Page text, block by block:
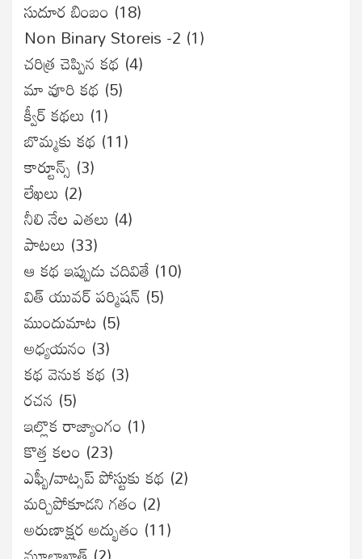
సుదూర బింబం (18)
Non Binary Storeis -2 (1)
చరిత్ర చెప్పిన కథ (4)
మా వూరి కథ (5)
క్వీర్ కథలు (1)
బొమ్మకు కథ (11)
కార్టూన్స్ (3)
లేఖలు (2)
నీలి నేల ఎతలు (4)
పాటలు (33)
ఆ కథ ఇప్పుడు చదివితే (10)
విత్ యువర్ పర్మిషన్ (5)
ముందుమాట (5)
అధ్యయనం (3)
కథ వెనుక కథ (3)
రచన (5)
ఇల్లొక రాజ్యాంగం (1)
కొత్త కలం (23)
ఎఫ్బీ/వాట్సప్ పోస్టుకు కథ (2)
మర్చిపోకూడని గతం (2)
అరుణాక్షర అద్భుతం (11)